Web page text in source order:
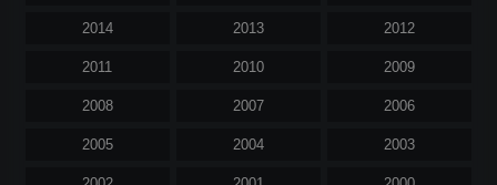
2014 2013 2012
2011 2010 2009
2008 2007 2006
2005 2004 2003